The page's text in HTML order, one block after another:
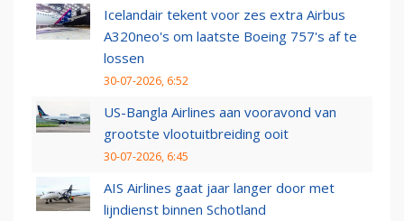
Icelandair tekent voor zes extra Airbus
A320neo's om laatste Boeing 757's af te
lossen
30-07-2026, 6:52
US-Bangla Airlines aan vooravond van
grootste vlootuitbreiding ooit
30-07-2026, 6:45
AIS Airlines gaat jaar langer door met
lijndienst binnen Schotland